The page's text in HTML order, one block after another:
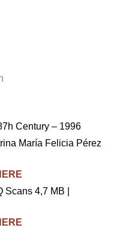
Century – 1996
María Felicia Pérez
4,7 MB |